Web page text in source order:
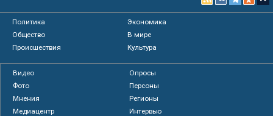
Политика
Экономика
Общество
В мире
Происшествия
Культура
Видео
Опросы
Фото
Персоны
Мнения
Регионы
Медиацентр
Интервью